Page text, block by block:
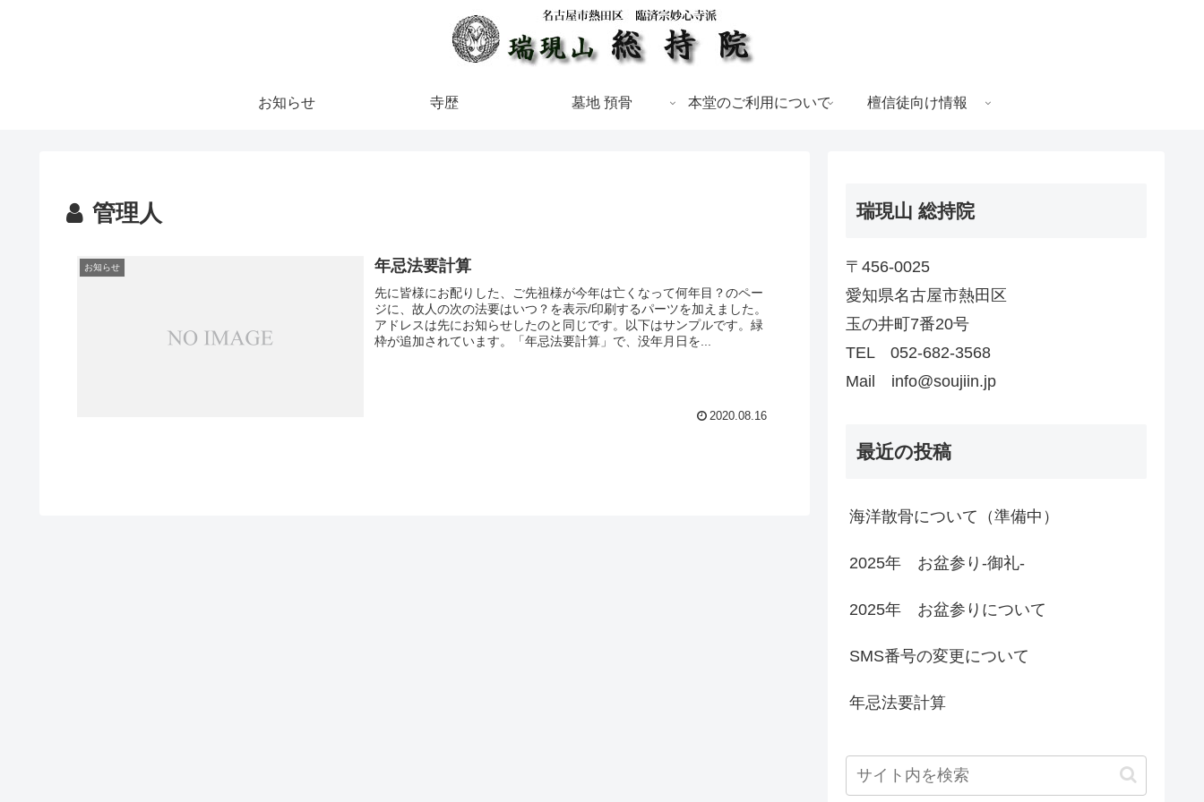
お知らせ 寺歴 墓地 預骨 本堂のご利用について 檀信徒向け情報
管理人
お知らせ 年忌法要計算
先に皆様にお配りした、ご先祖様が今年は亡くなって何年目？のペー
ジに、故人の次の法要はいつ？を表示/印刷するパーツを加えました。
アドレスは先にお知らせしたのと同じです。以下はサンプルです。緑
枠が追加されています。「年忌法要計算」で、没年月日を...
2020.08.16
瑞現山 総持院
〒456-0025
愛知県名古屋市熱田区
玉の井町7番20号
TEL 052-682-3568
Mail info@soujiin.jp
最近の投稿
海洋散骨について（準備中）
2025年 お盆参り-御礼-
2025年 お盆参りについて
SMS番号の変更について
年忌法要計算